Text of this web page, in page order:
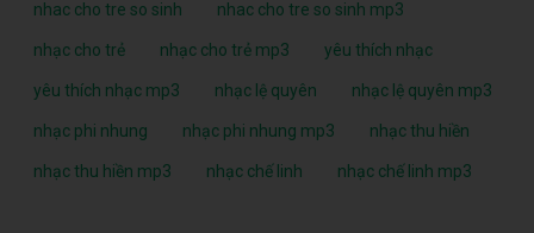
nhac cho tre so sinh nhac cho tre so sinh mp3
nhạc cho trẻ nhạc cho trẻ mp3 yêu thích nhạc
yêu thích nhạc mp3 nhạc lệ quyên nhạc lệ quyên mp3
nhạc phi nhung nhạc phi nhung mp3 nhạc thu hiền
nhạc thu hiền mp3 nhạc chế linh nhạc chế linh mp3